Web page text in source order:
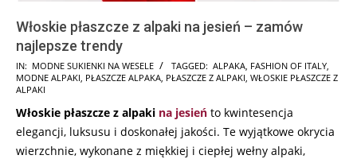
Włoskie płaszcze z alpaki na jesień – zamów
najlepsze trendy
2024-
07-
IN: MODNE SUKIENKI NA WESELE TAGGED: ALPAKA FASHION OF ITALY
MODNE ALPAKI PŁASZCZE ALPAKA PŁASZCZE Z ALPAKI WŁOSKIE PŁASZCZE Z
ALPAKI
Włoskie płaszcze z alpaki na jesień to kwintesencja
elegancji, luksusu i doskonałej jakości. Te wyjątkowe okrycia
wierzchnie, wykonane z miękkiej i ciepłej wełny alpaki,